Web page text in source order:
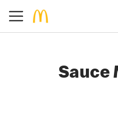
Sauce